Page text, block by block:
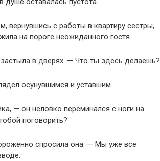
вернувшись с работы в квартиру сестры,
на пороге неожиданного гостя.
в дверях. — Что ты здесь делаешь?
осунувшимся и уставшим.
— он неловко переминался с ноги на
поговорить?
спросила она. — Мы уже все